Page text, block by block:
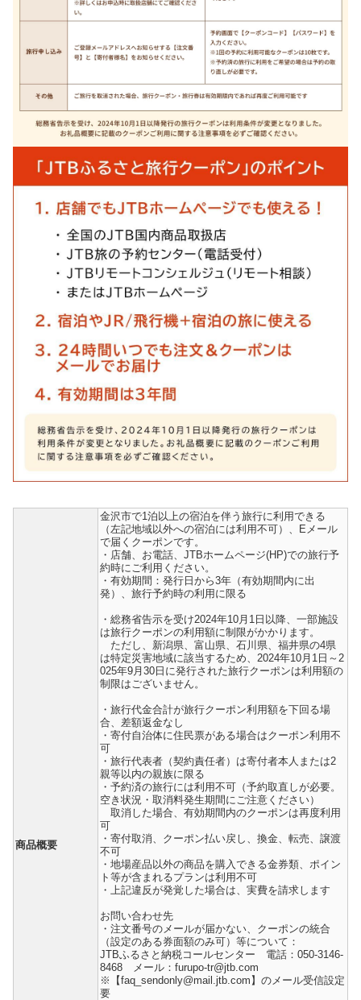
商品概要
金沢市で1泊以上の宿泊を伴う旅行に利用できる
（左記地域以外への宿泊には利用不可）、Eメール
で届くクーポンです。
・店舗、お電話、JTBホームページ(HP)での旅行予
約時にご利用ください。
・有効期間：発行日から3年（有効期間内に出
発）、旅行予約時の利用に限る
・総務省告示を受け2024年10月1日以降、一部施設
は旅行クーポンの利用額に制限がかかります。
ただし、新潟県、富山県、石川県、福井県の4県
は特定災害地域に該当するため、2024年10月1日～2
025年9月30日に発行された旅行クーポンは利用額の
制限はございません。
・旅行代金合計が旅行クーポン利用額を下回る場
合、差額返金なし
・寄付自治体に住民票がある場合はクーポン利用不
可
・旅行代表者（契約責任者）は寄付者本人または2
親等以内の親族に限る
・予約済の旅行には利用不可（予約取直しが必要。
空き状況・取消料発生期間にご注意ください）
取消した場合、有効期間内のクーポンは再度利用
可
・寄付取消、クーポン払い戻し、換金、転売、譲渡
不可
・地場産品以外の商品を購入できる金券類、ポイン
ト等が含まれるプランは利用不可
・上記違反が発覚した場合は、実費を請求します
お問い合わせ先
・注文番号のメールが届かない、クーポンの統合
（設定のある券面額のみ可）等について：
JTBふるさと納税コールセンター 電話：050-3146-
8468 メール：furupo-tr@jtb.com
※【faq_sendonly@mail.jtb.com】のメール受信設定
要